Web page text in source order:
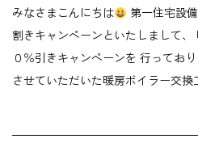
みなさまこんにちは
第一住宅設
割きキャンペーンといたしまして、
０％引きキャンペーンを 行ってお
させていただいた暖房ボイラー交